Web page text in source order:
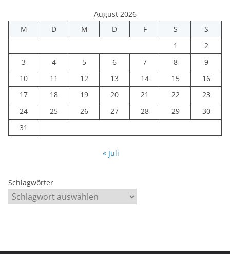
August 2026
M
D M D F S
S
1
2
3
4 5 6 7 8
9
10
11 12 13 14 15
16
17
18 19 20 21 22
23
24
25 26 27 28 29
30
31
« Juli
Schlagwörter